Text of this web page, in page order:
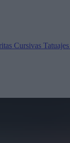
Cursivas Tatuajes